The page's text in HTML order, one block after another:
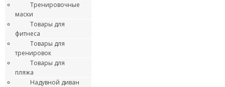
Тренировочные
маски
Товары для
фитнеса
Товары для
тренировок
Товары для
пляжа
Надувной диван